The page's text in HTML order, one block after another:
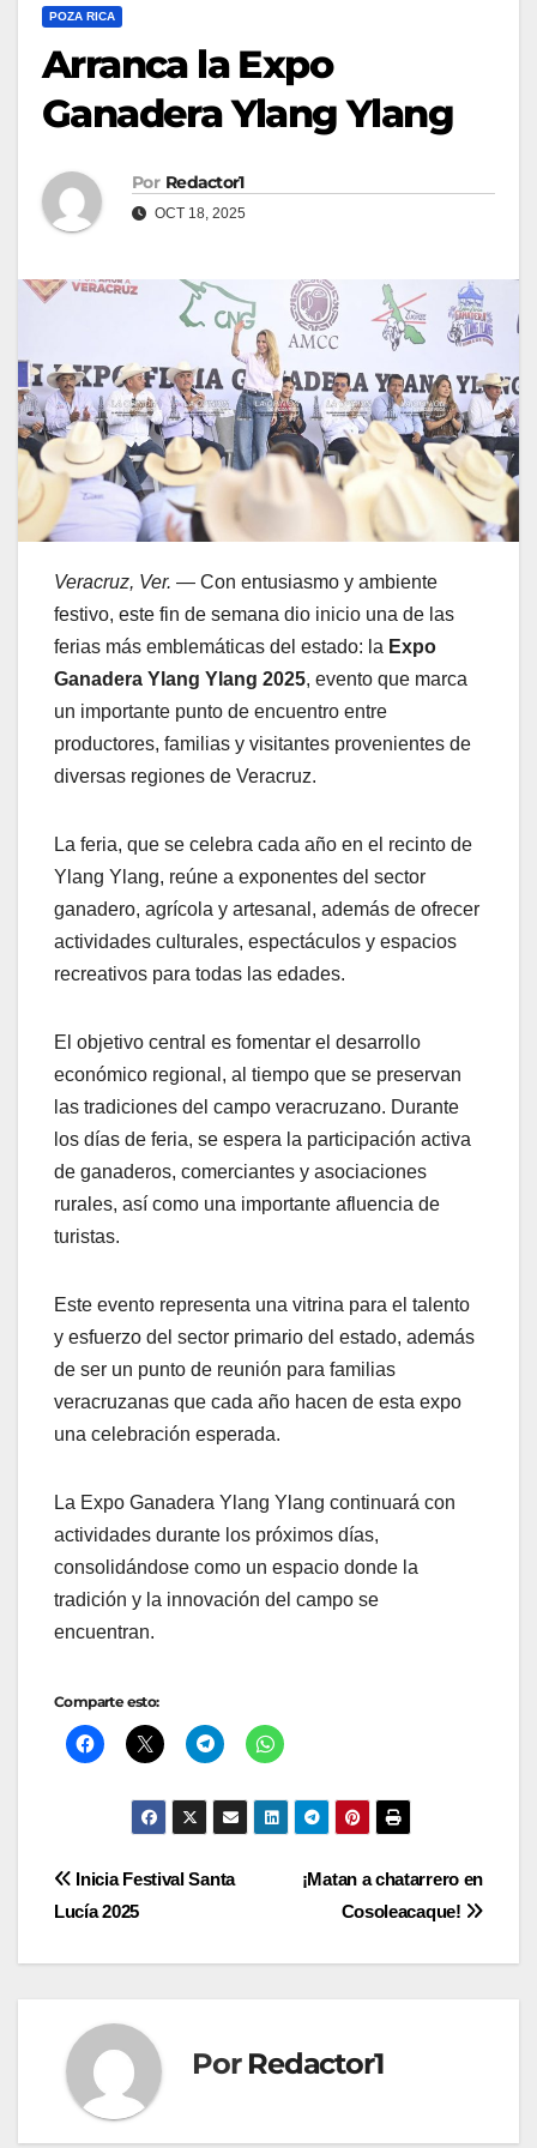
POZA RICA
Arranca la Expo
Ganadera Ylang Ylang
Por Redactor1
OCT 18, 2025
Veracruz, Ver. — Con entusiasmo y ambiente
festivo, este fin de semana dio inicio una de las
ferias más emblemáticas del estado: la Expo
Ganadera Ylang Ylang 2025, evento que marca
un importante punto de encuentro entre
productores, familias y visitantes provenientes de
diversas regiones de Veracruz.
La feria, que se celebra cada año en el recinto de
Ylang Ylang, reúne a exponentes del sector
ganadero, agrícola y artesanal, además de ofrecer
actividades culturales, espectáculos y espacios
recreativos para todas las edades.
El objetivo central es fomentar el desarrollo
económico regional, al tiempo que se preservan
las tradiciones del campo veracruzano. Durante
los días de feria, se espera la participación activa
de ganaderos, comerciantes y asociaciones
rurales, así como una importante afluencia de
turistas.
Este evento representa una vitrina para el talento
y esfuerzo del sector primario del estado, además
de ser un punto de reunión para familias
veracruzanas que cada año hacen de esta expo
una celebración esperada.
La Expo Ganadera Ylang Ylang continuará con
actividades durante los próximos días,
consolidándose como un espacio donde la
tradición y la innovación del campo se
encuentran.
Comparte esto:
Navegación
¡Matan a chatarrero en
Cosoleacaque!
Inicia Festival Santa
Lucía 2025
Por Redactor1